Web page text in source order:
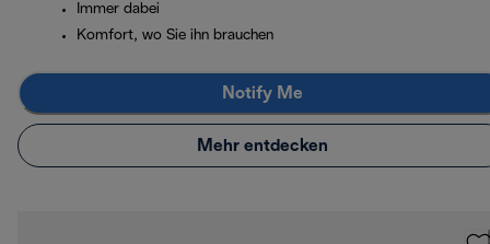
Immer dabei
Komfort, wo Sie ihn brauchen
Notify Me
Mehr entdecken